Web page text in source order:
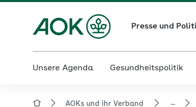
Presse und
Unsere Agenda Gesundheitspolitik
AOKs und ihr Verband ...